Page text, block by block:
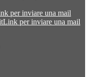
per inviare una mail
Link per inviare una mail